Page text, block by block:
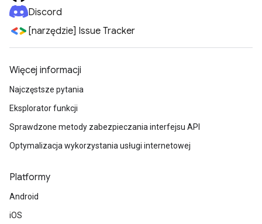
Discord
[narzędzie] Issue Tracker
Więcej informacji
Najczęstsze pytania
Eksplorator funkcji
Sprawdzone metody zabezpieczania interfejsu API
Optymalizacja wykorzystania usługi internetowej
Platformy
Android
iOS